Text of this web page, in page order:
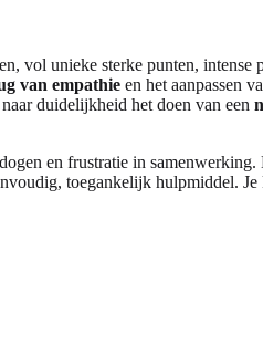
vol unieke sterke punten, intense
van empathie en het aanpassen
duidelijkheid het doen van een
en frustratie in
toegankelijk hulpmiddel. Je